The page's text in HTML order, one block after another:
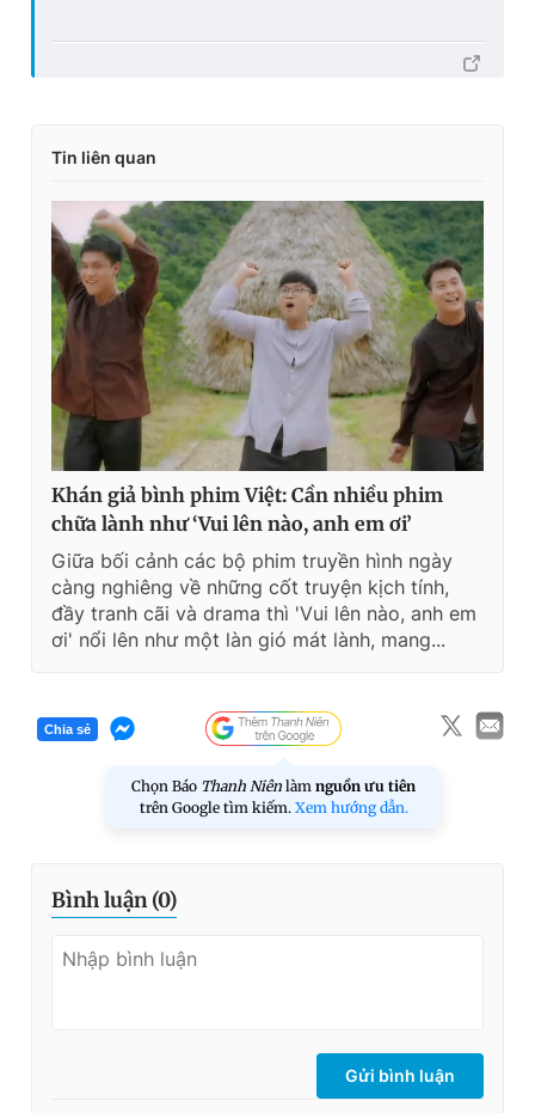
Tin liên quan
Khán giả bình phim Việt: Cần nhiều phim
chữa lành như ‘Vui lên nào, anh em ơi’
Giữa bối cảnh các bộ phim truyền hình ngày
càng nghiêng về những cốt truyện kịch tính,
đầy tranh cãi và drama thì 'Vui lên nào, anh em
ơi' nổi lên như một làn gió mát lành, mang...
Chia sẻ
Chọn Báo Thanh Niên làm nguồn ưu tiên
trên Google tìm kiếm. Xem hướng dẫn.
Bình luận (0)
Gửi bình luận